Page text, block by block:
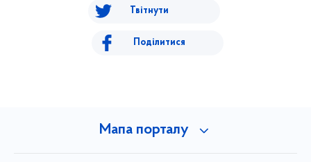
Твітнути
Поділитися
Мапа порталу